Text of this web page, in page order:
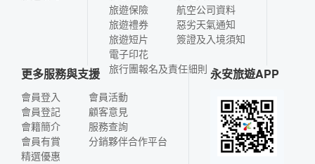
旅遊保險
旅遊禮券
旅遊短片
電子印花
航空公司資料
惡劣天氣通知
簽證及入境須知
旅行團報名及責任細則
更多服務與支援
會員登入
會員登記
會籍簡介
會員有賞
精選優惠
會員活動
顧客意見
服務查詢
分銷夥伴合作平台
永安旅遊APP